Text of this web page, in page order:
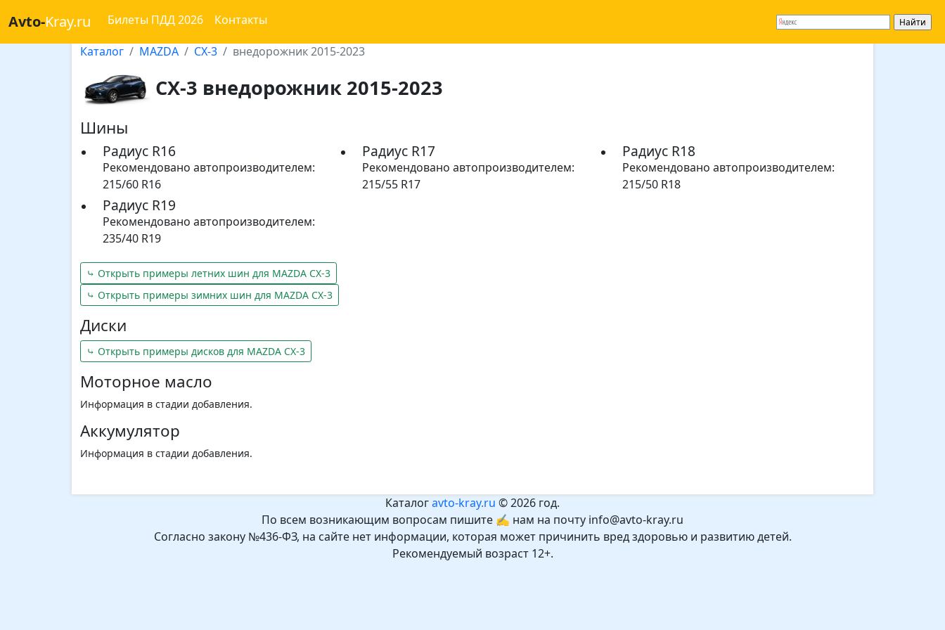
Avto-Kray.ru Билеты ПДД 2026 Контакты
Каталог MAZDA CX-3 внедорожник 2015-2023
CX-3 внедорожник 2015-2023
Шины
Радиус R16
Рекомендовано автопроизводителем:
215/60 R16
Радиус R17
Рекомендовано автопроизводителем:
215/55 R17
Радиус R18
Рекомендовано автопроизводителем:
215/50 R18
Радиус R19
Рекомендовано автопроизводителем:
235/40 R19
⤷ Открыть примеры летних шин для MAZDA CX-3
⤷ Открыть примеры зимних шин для MAZDA CX-3
Диски
⤷ Открыть примеры дисков для MAZDA CX-3
Моторное масло
Информация в стадии добавления.
Аккумулятор
Информация в стадии добавления.
Каталогavto-kray.ru © 2026 год.
По всем возникающим вопросам пишите ✍ нам на почту info@avto-kray.ru
Согласно закону №436-ФЗ, на сайте нет информации, которая может причинить вред здоровью и развитию детей.
Рекомендуемый возраст 12+.